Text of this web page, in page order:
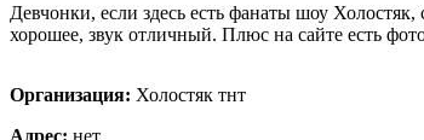
Девчонки, если здесь есть фанаты шоу
хорошее, звук отличный. Плюс на сайте есть
Организация: Холостяк тнт
Адрес: нет